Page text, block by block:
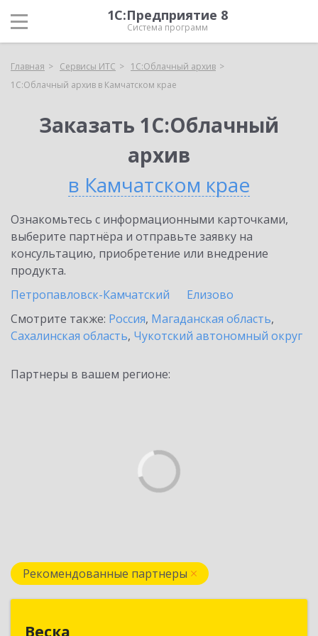
1С:Предприятие 8
Система программ
Главная Сервисы ИТС
1С:Облачный архив
1С:Облачный архив в Камчатском крае
Заказать 1С:Облачный
архив
в Камчатском крае
Ознакомьтесь с информационными карточками,
выберите партнёра и отправьте заявку на
консультацию, приобретение или внедрение
продукта.
Петропавловск-Камчатский
Елизово
Смотрите также: Россия, Магаданская область,
Сахалинская область, Чукотский автономный округ
Партнеры в вашем регионе:
Рекомендованные партнеры
Веска